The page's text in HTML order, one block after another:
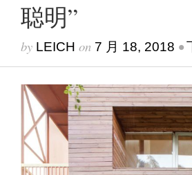
聪明”
by LEICH on 7 月 18, 2018 •